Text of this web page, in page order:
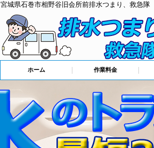
宮城県石巻市相野谷旧会所前排水つまり、救急隊
ホーム 作業料金